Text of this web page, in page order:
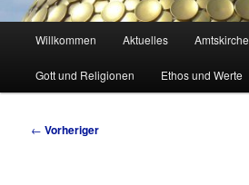
Willkommen Aktuelles Amtskirche
Gott und Religionen Ethos und Werte
Beitragsnavigation
← Vorheriger